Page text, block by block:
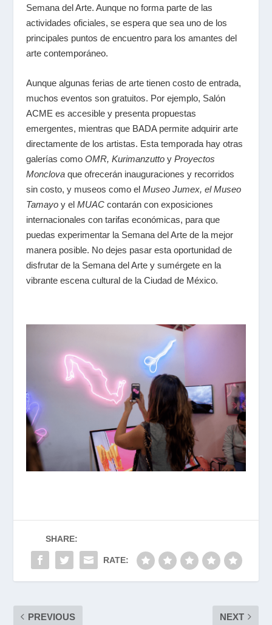
Semana del Arte. Aunque no forma parte de las
actividades oficiales, se espera que sea uno de los
principales puntos de encuentro para los amantes del
arte contemporáneo.
Aunque algunas ferias de arte tienen costo de entrada,
muchos eventos son gratuitos. Por ejemplo, Salón
ACME es accesible y presenta propuestas
emergentes, mientras que BADA permite adquirir arte
directamente de los artistas. Esta temporada hay otras
galerías como OMR, Kurimanzuttoy Proyectos
Monclovaque ofrecerán inauguraciones y recorridos
sin costo, y museos como el Museo Jumex, el Museo
Tamayo y el MUACcontarán con exposiciones
internacionales con tarifas económicas, para que
puedas experimentar la Semana del Arte de la mejor
manera posible. No dejes pasar esta oportunidad de
disfrutar de la Semana del Arte y sumérgete en la
vibrante escena cultural de la Ciudad de México.
SHARE:
RATE:
PREVIOUS NEXT